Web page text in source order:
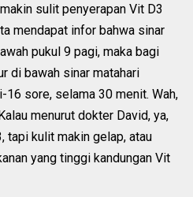
sulit penyerapan Vit D3
mendapat infor bahwa sinar
pukul 9 pagi, maka bagi
di bawah sinar matahari
sore, selama 30 menit. Wah,
menurut dokter David, ya,
tapi kulit makin gelap, atau
yang tinggi kandungan Vit